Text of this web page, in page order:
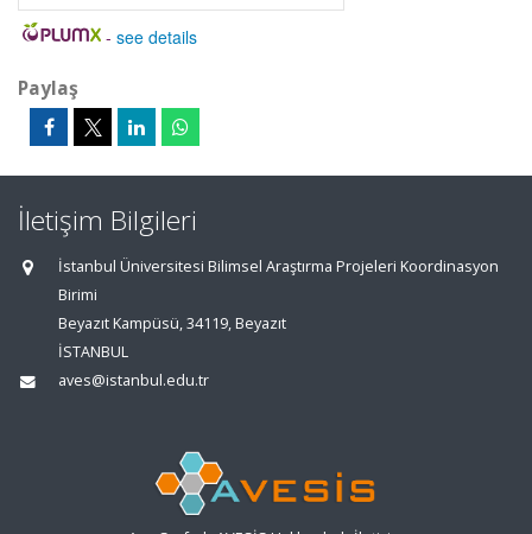
- see details
Paylaş
İletişim Bilgileri
İstanbul Üniversitesi Bilimsel Araştırma Projeleri Koordinasyon
Birimi
Beyazıt Kampüsü, 34119, Beyazıt
İSTANBUL
aves@istanbul.edu.tr